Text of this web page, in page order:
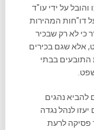
על ידי עו"ד
שעירערו על דו"חות המהירות
לא רק שבכיר
אלא שגם בכירים
התובעים בבתי
נהגים
לנהל נגדה
פסיקה לרעת